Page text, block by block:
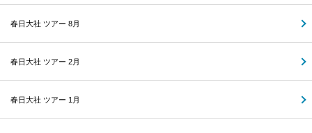
春日大社 ツアー 8月
春日大社 ツアー 2月
春日大社 ツアー 1月